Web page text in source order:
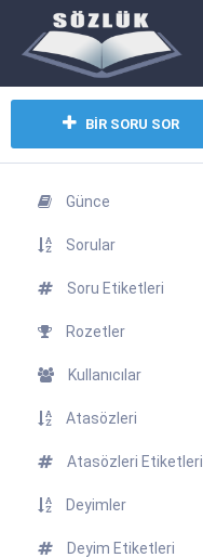
BİR SORU SOR
Günce
Sorular
Soru Etiketleri
Rozetler
Kullanıcılar
Atasözleri
Atasözleri Etiketleri
Deyimler
Deyim Etiketleri